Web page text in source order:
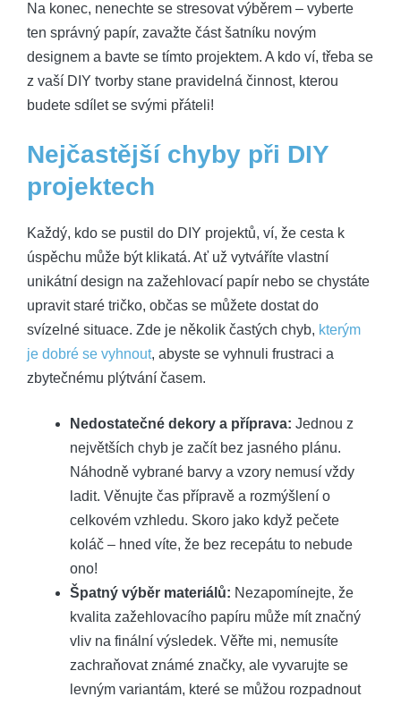
Na konec, nenechte se stresovat výběrem – vyberte
ten správný papír, zavažte část šatníku novým
designem a bavte se tímto projektem. A kdo ví, třeba se
z vaší DIY tvorby stane pravidelná činnost, kterou
budete sdílet se svými přáteli!
Nejčastější chyby při DIY
projektech
Každý, kdo se pustil do DIY projektů, ví, že cesta k
úspěchu může být klikatá. Ať už vytváříte vlastní
unikátní design na zažehlovací papír nebo se chystáte
upravit staré tričko, občas se můžete dostat do
svízelné situace. Zde je několik častých chyb, kterým
je dobré se vyhnout, abyste se vyhnuli frustraci a
zbytečnému plýtvání časem.
Nedostatečné dekory a příprava: Jednou z
největších chyb je začít bez jasného plánu.
Náhodně vybrané barvy a vzory nemusí vždy
ladit. Věnujte čas přípravě a rozmýšlení o
celkovém vzhledu. Skoro jako když pečete
koláč – hned víte, že bez recepátu to nebude
ono!
Špatný výběr materiálů: Nezapomínejte, že
kvalita zažehlovacího papíru může mít značný
vliv na finální výsledek. Věřte mi, nemusíte
zachraňovat známé značky, ale vyvarujte se
levným variantám, které se můžou rozpadnout